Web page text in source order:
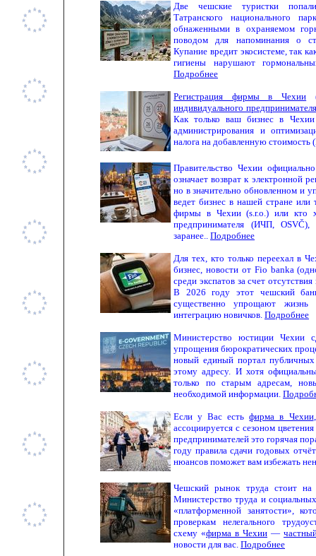
Две чешские туристки
Татранского национального
обнаженными в охраняемом
поводом для напоминания о
Купание вредит экосистеме, так
гигиены нарушают
Подробнее
Регистрация фирмы в Чехии
индивидуального предпринимателя
Как только ваш бизнес в Чехии
администрирования и
налога на добавленную
Правительство Чехии
означает возврат к электронной
но в значительно обновленном и
ведет бизнес в нашей стране или
фирмы в Чехии (s.r.o.) или кто
предпринимателя (ИЧП,
заранее.. Подробнее
Для тех, кто только переехал в
бизнес, новости от Fio banka
среди экспатов за счет
В 2026 году этот чешский
существенно упрощают жизнь
интеграцию новичков. Подробнее
Министерство юстиции Чехии
упрощения бюрократических
новый единый портал
этому адресу. И хотя
только по старым адресам,
необходимой информации.
Если у Вас естьфирма в Чехии
ассоциируется с сезоном
предпринимателей это горячая
году правила сдачи годовых
нюансов поможет вам избежать
Чешский рынок труда стоит на
Министерство труда и
«платформенной занятости»,
проверкам нелегального
схему «фирма в Чехии —
новости для вас. Подробнее